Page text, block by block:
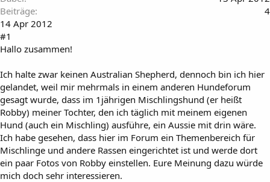
Beiträge
4
14 Apr 2012
#1
Hallo zusammen!
Ich halte zwar keinen Australian Shepherd, dennoch bin ich hier
gelandet, weil mir mehrmals in einem anderen Hundeforum
gesagt wurde, dass im 1jährigen Mischlingshund (er heißt
Robby) meiner Tochter, den ich täglich mit meinem eigenen
Hund (auch ein Mischling) ausführe, ein Aussie mit drin wäre.
Ich habe gesehen, dass hier im Forum ein Themenbereich für
Mischlinge und andere Rassen eingerichtet ist und werde dort
ein paar Fotos von Robby einstellen. Eure Meinung dazu würde
mich doch sehr interessieren.